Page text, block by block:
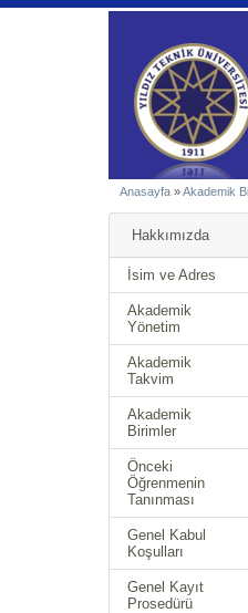
Anasayfa »Akademik
Hakkımızda
İsim ve Adres
Akademik
Yönetim
Akademik
Takvim
Akademik
Birimler
Önceki
Öğrenmenin
Tanınması
Genel Kabul
Koşulları
Genel Kayıt
Prosedürü